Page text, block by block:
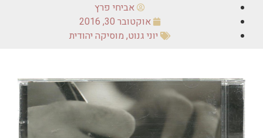
אביחי פרץ
אוקטובר 30, 2016
יוני גנוט, מוסיקה יהודית